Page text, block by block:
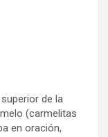
de la
(carmelitas
en oración,